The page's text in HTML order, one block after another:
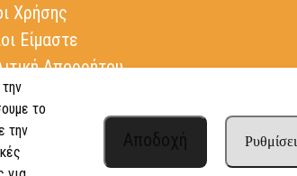
Χρήσης
Είμαστε
Απορρήτου
Vresta.gr
το
την